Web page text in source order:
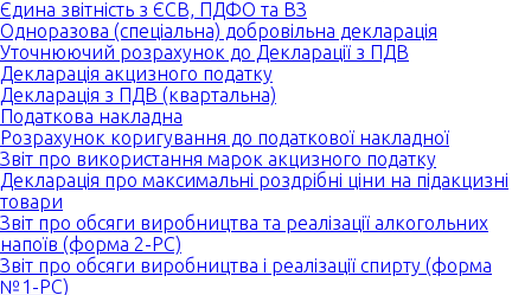
Єдина звітність з ЄСВ, ПДФО та ВЗ
Одноразова (спеціальна) добровільна декларація
Уточнюючий розрахунок до Декларації з ПДВ
Декларація акцизного податку
Декларація з ПДВ (квартальна)
Податкова накладна
Розрахунок коригування до податкової накладної
Звіт про використання марок акцизного податку
Декларація про максимальні роздрібні ціни на підакцизні
товари
Звіт про обсяги виробництва та реалізації алкогольних
напоїв (форма 2-РС)
Звіт про обсяги виробництва і реалізації спирту (форма
№1-РС)